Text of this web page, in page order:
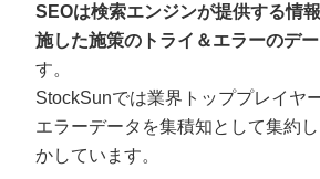
SEOは検索エンジンが提供する情
施した施策のトライ＆エラーのデ
す。
StockSunでは業界トッププレイヤ
エラーデータを集積知として集約
かしています。